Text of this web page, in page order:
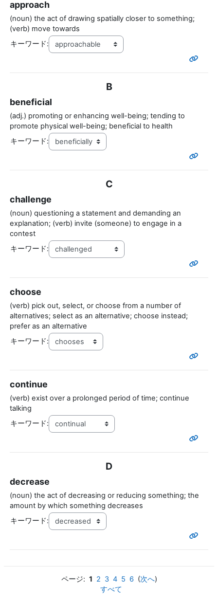
approach
(noun) the act of drawing spatially closer to something;
(verb) move towards
キーワード:
B
beneficial
(adj.) promoting or enhancing well-being; tending to
promote physical well-being; beneficial to health
キーワード:
C
challenge
(noun) questioning a statement and demanding an
explanation; (verb) invite (someone) to engage in a
contest
キーワード:
choose
(verb) pick out, select, or choose from a number of
alternatives; select as an alternative; choose instead;
prefer as an alternative
キーワード:
continue
(verb) exist over a prolonged period of time; continue
talking
キーワード:
D
decrease
(noun) the act of decreasing or reducing something; the
amount by which something decreases
キーワード:
ページ: 1 2 3 4 5 6(次へ)
すべて